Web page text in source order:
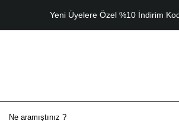
Yeni Üyelere Özel %10 İndirim